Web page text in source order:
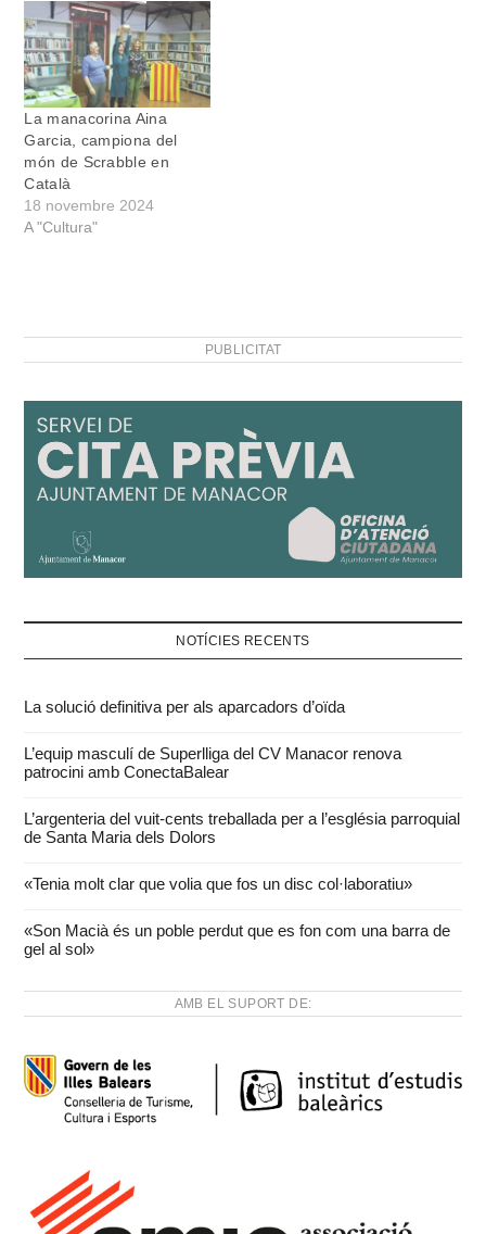
La manacorina Aina
Garcia, campiona del
món de Scrabble en
Català
18 novembre 2024
A "Cultura"
PUBLICITAT
NOTÍCIES RECENTS
La solució definitiva per als aparcadors d’oïda
L’equip masculí de Superlliga del CV Manacor renova
patrocini amb ConectaBalear
L’argenteria del vuit-cents treballada per a l’església parroquial
de Santa Maria dels Dolors
«Tenia molt clar que volia que fos un disc col·laboratiu»
«Son Macià és un poble perdut que es fon com una barra de
gel al sol»
AMB EL SUPORT DE: